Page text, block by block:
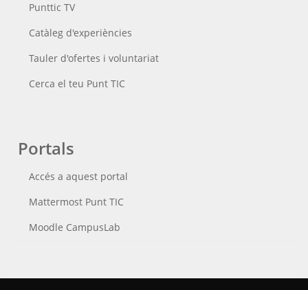
Punttic TV
Catàleg d'experiències
Tauler d'ofertes i voluntariat
Cerca el teu Punt TIC
Portals
Accés a aquest portal
Mattermost Punt TIC
Moodle CampusLab